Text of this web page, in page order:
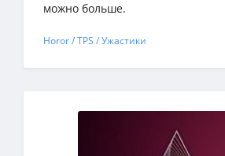
можно больше.
Horor / TPS / Ужастики